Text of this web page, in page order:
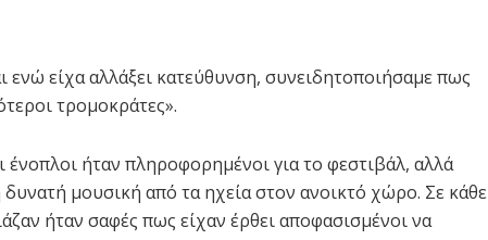
ενώ είχα αλλάξει κατεύθυνση, συνειδητοποιήσαμε πως
τρομοκράτες».
ένοπλοι ήταν πληροφορημένοι για το φεστιβάλ, αλλά
δυνατή μουσική από τα ηχεία στον ανοικτό χώρο. Σε κάθε
ήταν σαφές πως είχαν έρθει αποφασισμένοι να